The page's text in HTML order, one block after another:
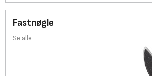
Fastnøgle
Se alle